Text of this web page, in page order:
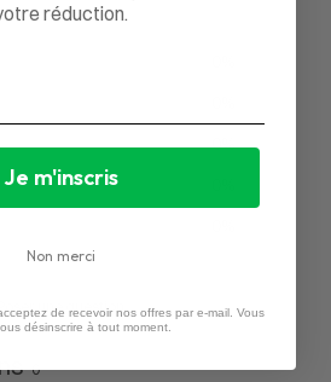
0%
Poser une question
0
réduction.
Je m'inscris
Non merci
de recevoir nos offres par e-mail. Vous
désinscrire à tout moment.